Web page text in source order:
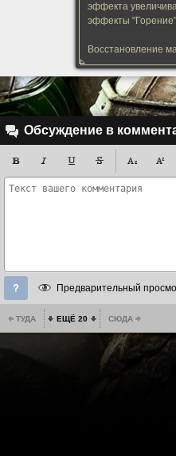
эффекта
эффекты
Восстановление
Обсуждение в
Предварительный
ТУДА ЕЩЁ 20 СЮДА